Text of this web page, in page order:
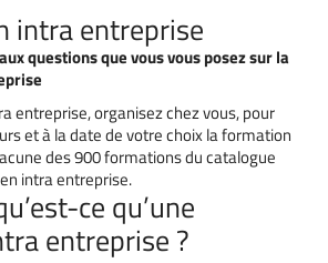
intra entreprise
questions que vous vous posez sur la
entreprise, organisez chez vous, pour
et à la date de votre choix la formation
des 900 formations du catalogue
intra entreprise.
ce qu’une
entreprise ?